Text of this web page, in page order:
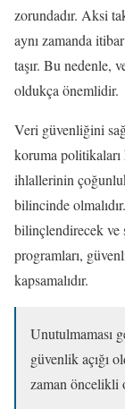
zorundadır. Aksi
aynı zamanda
taşır. Bu nedenle,
oldukça önemlidir.
Veri güvenliğini
koruma politikaları
ihlallerinin
bilincinde
bilinçlendirecek ve
programları,
kapsamalıdır.
Unutulmaması
güvenlik açığı
zaman öncelikli